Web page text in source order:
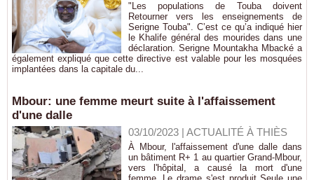
"Les populations de Touba doivent
Retourner vers les enseignements de
Serigne Touba". C’est ce qu’a indiqué hier
le Khalife général des mourides dans une
déclaration. Serigne Mountakha Mbacké a
également expliqué que cette directive est valable pour les mosquées
implantées dans la capitale du...
Mbour: une femme meurt suite à l'affaissement
d'une dalle
03/10/2023| ACTUALITÉ À THIÈS
À Mbour, l'affaissement d'une dalle dans
un bâtiment R+ 1 au quartier Grand-Mbour,
vers l'hôpital, a causé la mort d'une